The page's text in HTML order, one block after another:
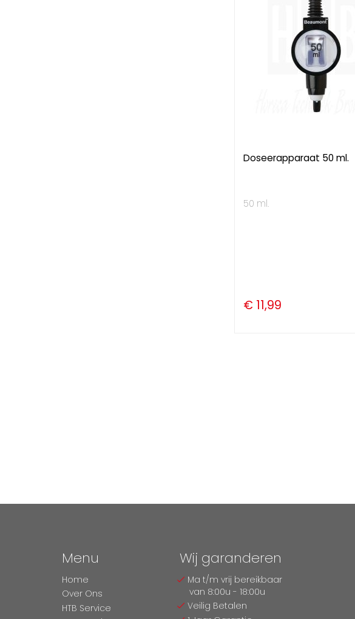
Doseerapparaat 50 ml.
50 ml.
€ 11,99
Menu
Home
Over Ons
HTB Service
Wij garanderen
Ma t/m vrij bereikbaar
van 8:00u - 18:00u
Veilig Betalen